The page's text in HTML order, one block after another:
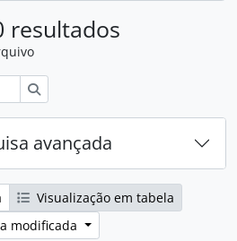
resultados
avançada
Visualização em tabela
modificada